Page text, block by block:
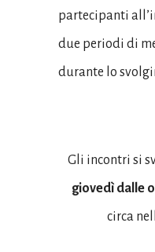
partecipanti
due periodi di
durante lo
Gli incontri si
giovedì dalle
circa